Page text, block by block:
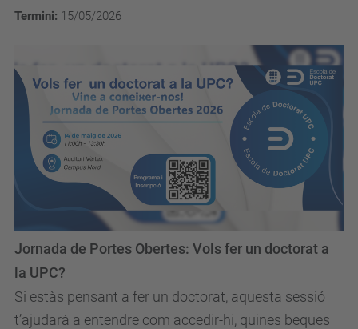
formatives, recerca i networking amb la...
Termini: 15/05/2026
Si estàs pensant a fer un doctorat, aquesta sessió
t’ajudarà a entendre com accedir-hi, quines beques
Jornada de Portes Obertes: Vols fer un doctorat a
la UPC?